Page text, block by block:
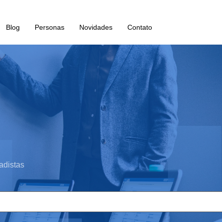
Blog Personas Novidades Contato